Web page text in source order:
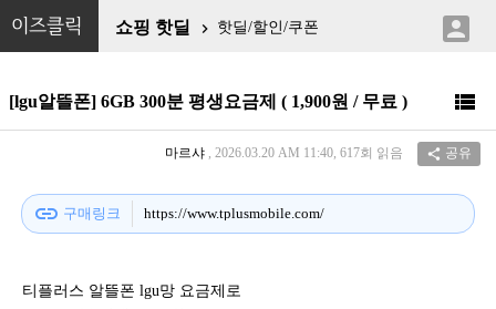
이즈클릭 쇼핑 핫딜  핫딜/할인/쿠폰 
[lgu알뜰폰] 6GB 300분 평생요금제 ( 1,900원 / 무료 ) 
마르샤 , 2026.03.20 AM 11:40, 617회 읽음  공유
link 구매링크 https://www.tplusmobile.com/
티플러스 알뜰폰 lgu망 요금제로